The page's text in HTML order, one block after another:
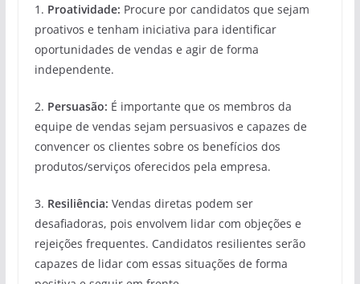
1. Proatividade: Procure por candidatos que sejam
proativos e tenham iniciativa para identificar
oportunidades de vendas e agir de forma
independente.
2. Persuasão: É importante que os membros da
equipe de vendas sejam persuasivos e capazes de
convencer os clientes sobre os benefícios dos
produtos/serviços oferecidos pela empresa.
3. Resiliência: Vendas diretas podem ser
desafiadoras, pois envolvem lidar com objeções e
rejeições frequentes. Candidatos resilientes serão
capazes de lidar com essas situações de forma